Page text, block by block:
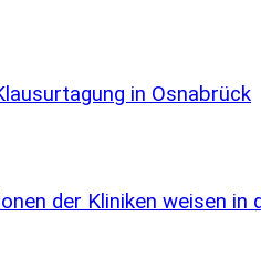
in Osnabrück
der Kliniken weisen in